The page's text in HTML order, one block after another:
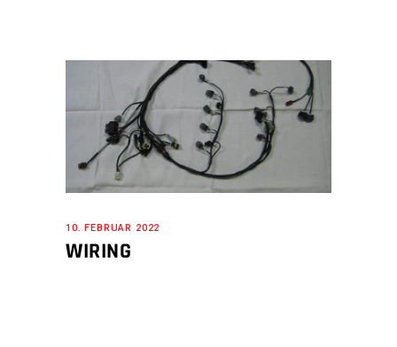
10. FEBRUAR 2022
WIRING